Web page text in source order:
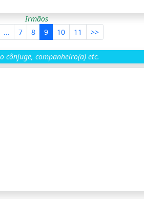
Irmãos
... 7 8 9 10 11 >>
cônjuge, companheiro(a) etc.